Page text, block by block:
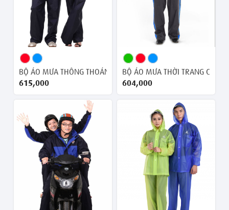
BỘ ÁO MƯA THÔNG THOÁNG GEM
615,000 ₫
BỘ ÁO MƯA THỜI TRANG CAO
604,000 ₫